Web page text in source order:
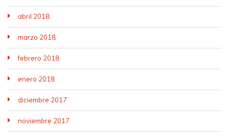
abril 2018
marzo 2018
febrero 2018
enero 2018
diciembre 2017
noviembre 2017